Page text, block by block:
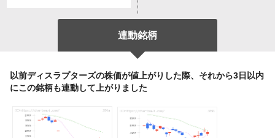
連動銘柄
以前ディスラプターズの株価が値上がりした際、それから3日以内
にこの銘柄も連動して上がりました